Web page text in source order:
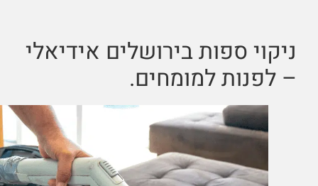
ניקוי ספות בירושלים אידיאלי
– לפנות למומחים.